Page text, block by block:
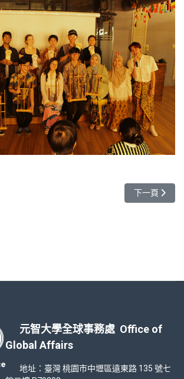
韓國中央大學寒假學校說明會 下一篇文章:
下一頁
元智大學全球事務處 Office of
Global Affairs
地址：臺灣 桃園市中壢區遠東路 135 號七